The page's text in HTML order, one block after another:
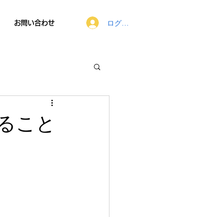
お問い合わせ ログイン
こと